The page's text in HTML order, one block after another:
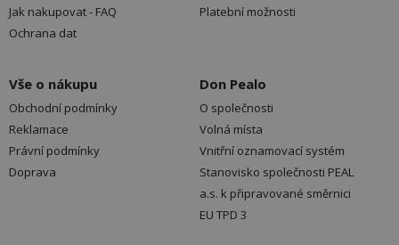
Jak nakupovat - FAQ
Ochrana dat
Platební možnosti
Vše o nákupu
Obchodní podmínky
Reklamace
Právní podmínky
Doprava
Don Pealo
O společnosti
Volná místa
Vnitřní oznamovací systém
Stanovisko společnosti PEAL
a.s. k připravované směrnici
EU TPD 3